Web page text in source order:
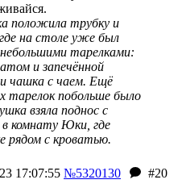
положила трубку и
на столе уже был
небольшими тарелками:
и запечённой
чашка с чаем. Ещё
тарелок побольше было
взяла поднос с
комнату Юки, где
рядом с кроватью.
17:07:55 №5320130
#20